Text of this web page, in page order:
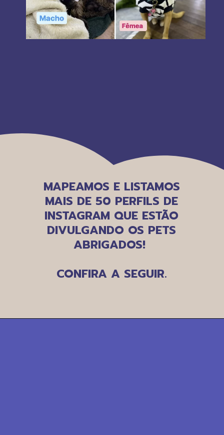
MAPEAMOS E LISTAMOS
MAIS DE 50 PERFILS DE
INSTAGRAM QUE ESTÃO
DIVULGANDO OS PETS
ABRIGADOS!
CONFIRA A SEGUIR.